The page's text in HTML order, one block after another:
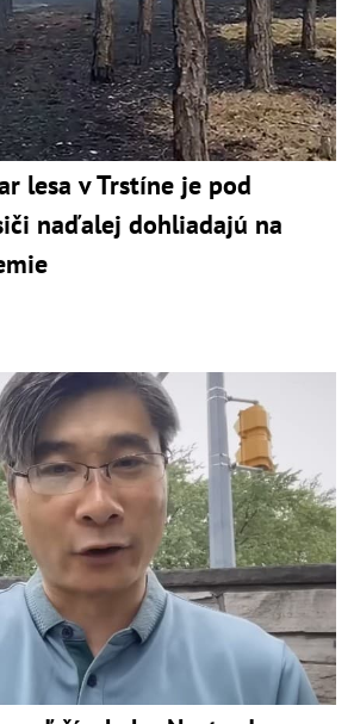
lesa v Trstíne je pod
naďalej dohliadajú na